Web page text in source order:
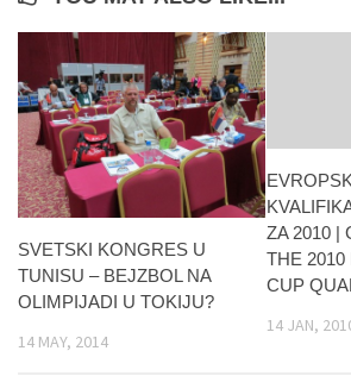
SVETSKI KONGRES U
TUNISU – BEJZBOL NA
OLIMPIJADI U TOKIJU?
14 MAY, 2014
ZA 2010 |
THE 2010
CUP
14 JAN,